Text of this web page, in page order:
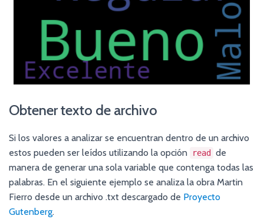
Obtener texto de archivo
Si los valores a analizar se encuentran dentro de un archivo
estos pueden ser leídos utilizando la opción
read
de
manera de generar una sola variable que contenga todas las
palabras. En el siguiente ejemplo se analiza la obra Martin
Fierro desde un archivo .txt descargado de Proyecto
Gutenberg.